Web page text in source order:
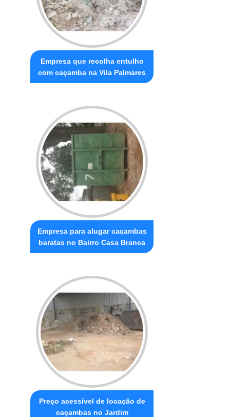
Empresa que recolha entulho
com caçamba na Vila Palmares
Empresa para alugar caçambas
baratas no Bairro Casa Branca
Preço acessível de locação de
caçambas no Jardim